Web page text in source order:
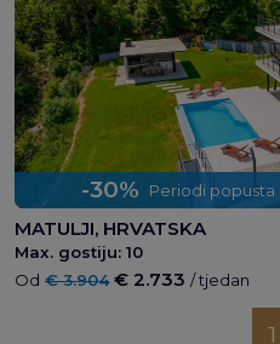
-30% Periodi popusta
MATULJI, HRVATSKA
Max. gostiju: 10
Od € 3.904 € 2.733 / tjedan
1